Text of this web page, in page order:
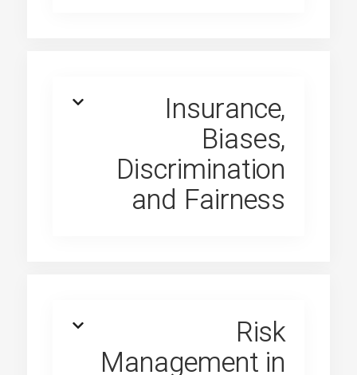
Insurance,
Biases,
Discrimination
and Fairness
Risk
Management in